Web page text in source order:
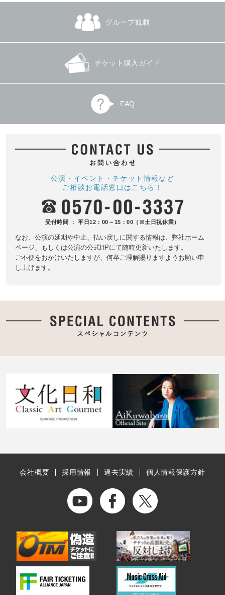
グループ観劇
チケット購入ガイド
FAQ
公演・イベント・チケット情報など
ご相談お電話窓口はこちら！
受付時間 ： 平日12：00～15：00（※土日祝休業）
なお、公演の延期や中止、払い戻しに関する情報は、 弊社ホーム
ページ、もしくは公演の公式HPにて随時更新いたします。
ご不便をおかけいたしますが、何卒ご理解賜りますようお願い申
し上げます。
会社概要 採用情報 過去実績 個人情報保護方針